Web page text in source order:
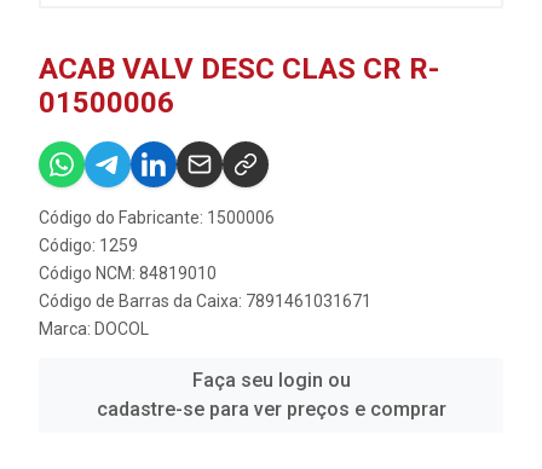
ACAB VALV DESC CLAS CR R-
01500006
Código do Fabricante: 1500006
Código: 1259
Código NCM: 84819010
Código de Barras da Caixa: 7891461031671
Marca: DOCOL
Faça seu login ou
cadastre-se para ver preços e comprar